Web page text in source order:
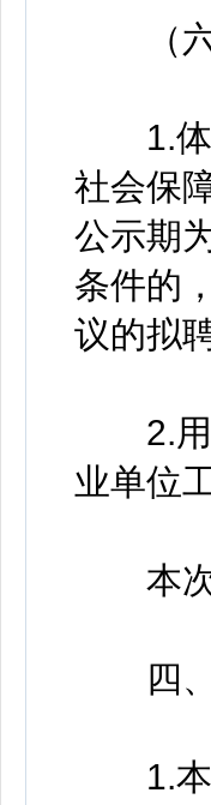
（六
1.体
社会保
公示期
条件的
议的拟
2.用
业单位
本次
四、
1.本